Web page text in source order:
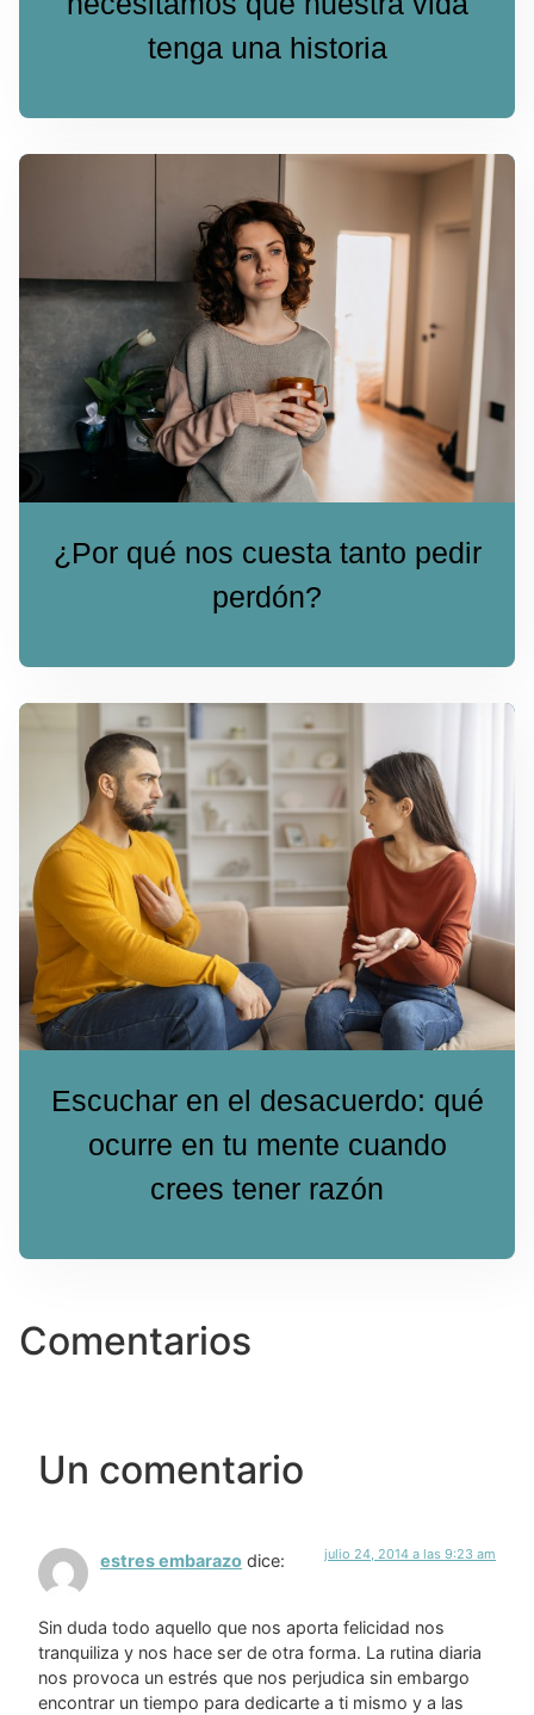
tenga una historia
¿Por qué nos cuesta tanto pedir
perdón?
Escuchar en el desacuerdo: qué
ocurre en tu mente cuando
crees tener razón
Comentarios
Un comentario
estres embarazo dice: julio 24, 2014 a las 9:23 am
Sin duda todo aquello que nos aporta felicidad nos
tranquiliza y nos hace ser de otra forma. La rutina diaria
nos provoca un estrés que nos perjudica sin embargo
encontrar un tiempo para dedicarte a ti mismo y a las